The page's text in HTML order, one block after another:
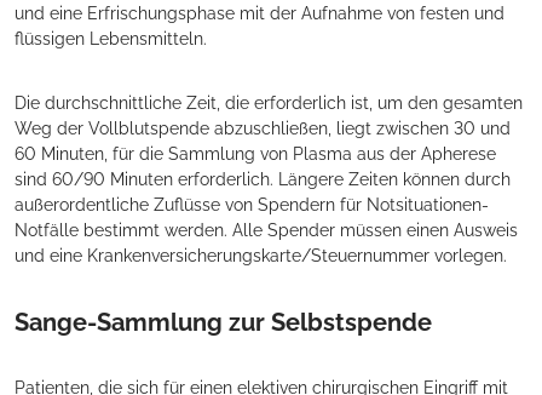
und eine Erfrischungsphase mit der Aufnahme von festen und
flüssigen Lebensmitteln.
Die durchschnittliche Zeit, die erforderlich ist, um den gesamten
Weg der Vollblutspende abzuschließen, liegt zwischen 30 und
60 Minuten, für die Sammlung von Plasma aus der Apherese
sind 60/90 Minuten erforderlich. Längere Zeiten können durch
außerordentliche Zuflüsse von Spendern für Notsituationen-
Notfälle bestimmt werden. Alle Spender müssen einen Ausweis
und eine Krankenversicherungskarte/Steuernummer vorlegen.
Sange-Sammlung zur Selbstspende
Patienten, die sich für einen elektiven chirurgischen Eingriff mit